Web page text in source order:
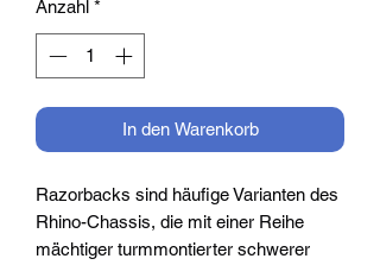
Anzahl *
In den Warenkorb
Razorbacks sind häufige Varianten des
Rhino-Chassis, die mit einer Reihe
mächtiger turmmontierter schwerer